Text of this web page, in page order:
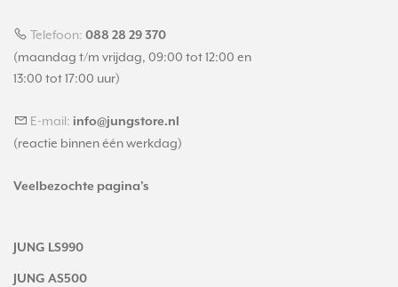
Telefoon: 088 28 29 370
(maandag t/m vrijdag, 09:00 tot 12:00 en
13:00 tot 17:00 uur)
E-mail: info@jungstore.nl
(reactie binnen één werkdag)
Veelbezochte pagina's
JUNG LS990
JUNG AS500